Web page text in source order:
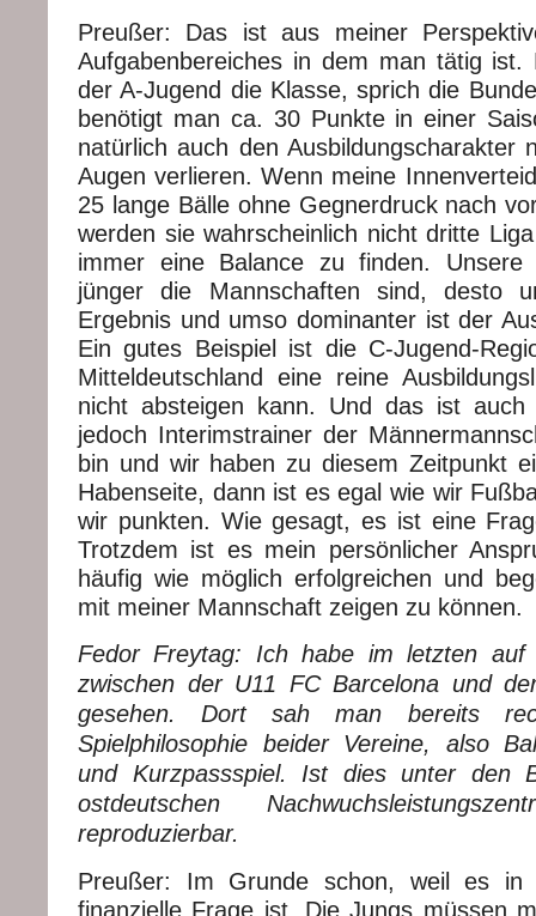
Preußer: Das ist aus meiner
Aufgabenbereiches in dem man tätig ist.
der A-Jugend die Klasse, sprich die
benötigt man ca. 30 Punkte in einer
natürlich auch den Ausbildungscharakter
Augen verlieren. Wenn meine
25 lange Bälle ohne Gegnerdruck nach
werden sie wahrscheinlich nicht dritte
immer eine Balance zu finden.
jünger die Mannschaften sind, desto
Ergebnis und umso dominanter ist der
Ein gutes Beispiel ist die C-Jugend-
Mitteldeutschland eine reine
nicht absteigen kann. Und das ist
jedoch Interimstrainer der
bin und wir haben zu diesem Zeitpunkt
Habenseite, dann ist es egal wie wir
wir punkten. Wie gesagt, es ist eine
Trotzdem ist es mein persönlicher
häufig wie möglich erfolgreichen und
mit meiner Mannschaft zeigen zu können.
Fedor Freytag: Ich habe im letzten auf
zwischen der U11 FC Barcelona und
gesehen. Dort sah man bereits
Spielphilosophie beider Vereine, also
und Kurzpassspiel. Ist dies unter den
ostdeutschen
reproduzierbar.
Preußer: Im Grunde schon, weil es in
finanzielle Frage ist. Die Jungs müssen